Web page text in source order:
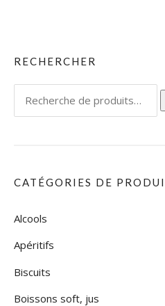
RECHERCHER
CATÉGORIES DE
Alcools
Apéritifs
Biscuits
Boissons soft, jus